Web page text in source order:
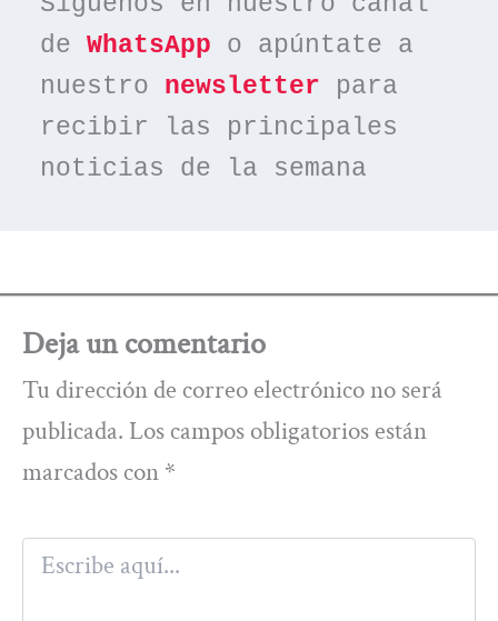
de WhatsApp o apúntate a
nuestro newsletter para
recibir las principales
noticias de la semana
Deja un comentario
Tu dirección de correo electrónico no será
publicada. Los campos obligatorios están
marcados con *
Escribe
aquí...